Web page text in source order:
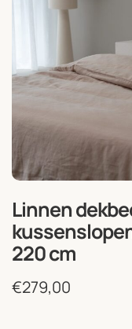
Linnen
220 cm
€279,00